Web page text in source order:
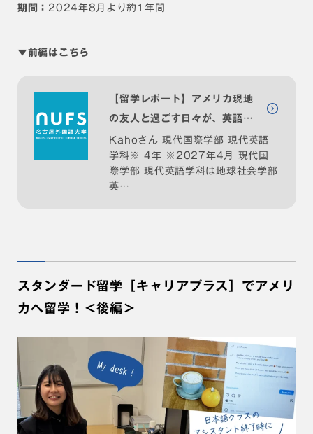
期間： 2024年8月より約1年間
▼前編はこちら
【留学レポート】アメリカ現地
の友人と過ごす日々が、英語力
の向上と文化を学ぶ経験に｜名
古屋外大を"読む・知る・深め
る" NUFS JOURNAL
Kahoさん 現代国際学部 現代英語
学科※ 4年 ※2027年4月 現代国
際学部 現代英語学科は地球社会学部
英…
スタンダード留学［キャリアプラス］でアメリ
カへ留学！＜後編＞